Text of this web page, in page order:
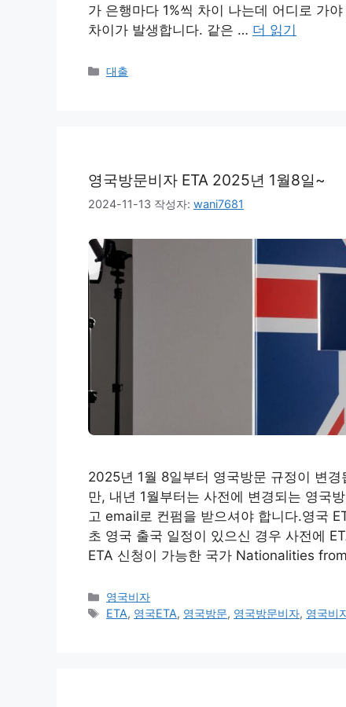
가 은행마다 1%씩 차이 나는데 어디로 가
차이가 발생합니다. 같은 … 더 읽기
카
대출
영국방문비자 ETA 2025년 1월8일~
2024-11-13 작성자: wani7681
2025년 1월 8일부터 영국방문 규정이 변
만, 내년 1월부터는 사전에 변경되는 영
고 email로 컨펌을 받으셔야 합니다.영국
초 영국 출국 일정이 있으신 경우 사전에
ETA 신청이 가능한 국가 Nationalities
카
테
영국비자
태
ETA, 영국ETA, 영국방문, 영국방문비자, 영국비